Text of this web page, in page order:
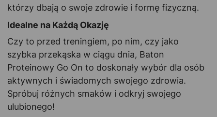
którzy dbają o swoje zdrowie i formę fizyczną.
Idealne na Każdą Okazję
Czy to przed treningiem, po nim, czy jako
szybka przekąska w ciągu dnia, Baton
Proteinowy Go On to doskonały wybór dla osób
aktywnych i świadomych swojego zdrowia.
Spróbuj różnych smaków i odkryj swojego
ulubionego!